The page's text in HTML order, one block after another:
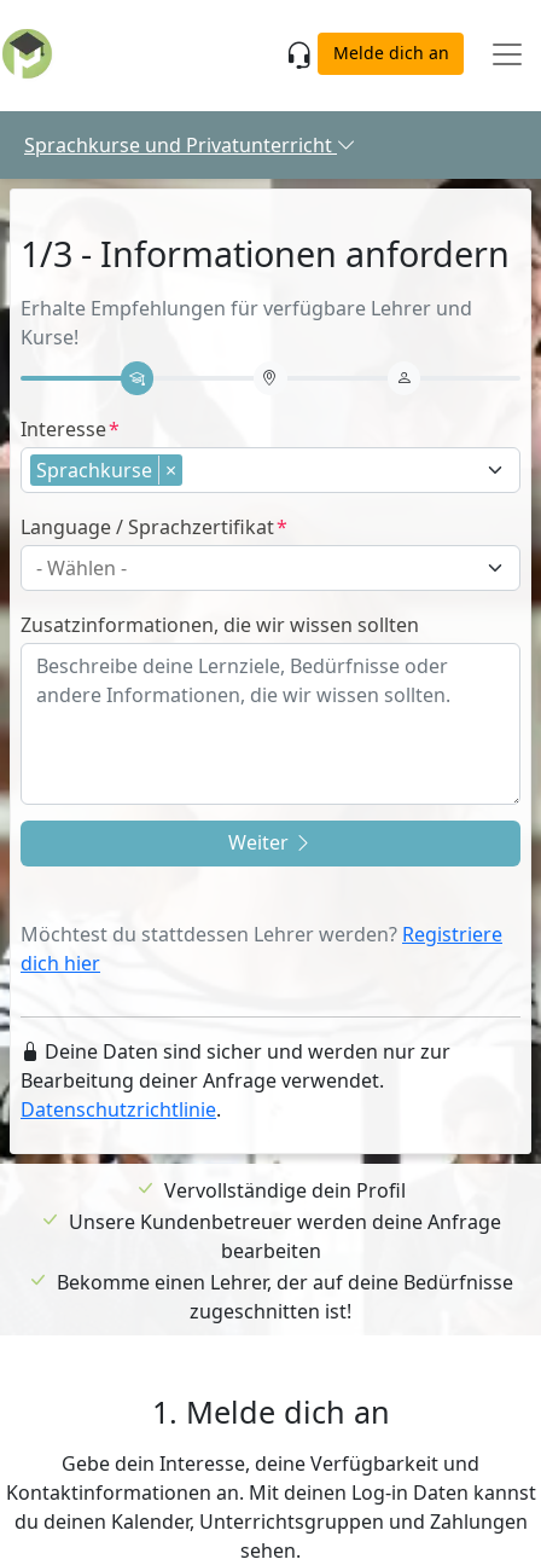
Melde dich an
Sprachkurse und Privatunterricht
1/3 - Informationen anfordern
Erhalte Empfehlungen für verfügbare Lehrer und
Kurse!
Interesse
Sprachkurse ×
Language / Sprachzertifikat
Zusatzinformationen, die wir wissen sollten
Weiter
Möchtest du stattdessen Lehrer werden? Registriere
dich hier
Deine Daten sind sicher und werden nur zur
Bearbeitung deiner Anfrage verwendet.
Datenschutzrichtlinie.
Vervollständige dein Profil
Unsere Kundenbetreuer werden deine Anfrage
bearbeiten
Bekomme einen Lehrer, der auf deine Bedürfnisse
zugeschnitten ist!
1. Melde dich an
Gebe dein Interesse, deine Verfügbarkeit und
Kontaktinformationen an. Mit deinen Log-in Daten kannst
du deinen Kalender, Unterrichtsgruppen und Zahlungen
sehen.